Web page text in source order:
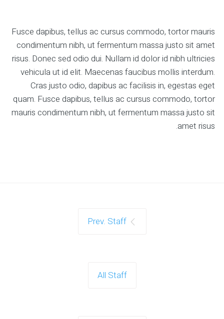
Fusce dapibus, tellus ac cursus commodo, tortor mauris
condimentum nibh, ut fermentum massa justo sit amet
risus. Donec sed odio dui. Nullam id dolor id nibh ultricies
vehicula ut id elit. Maecenas faucibus mollis interdum.
Cras justo odio, dapibus ac facilisis in, egestas eget
quam. Fusce dapibus, tellus ac cursus commodo, tortor
mauris condimentum nibh, ut fermentum massa justo sit
amet risus.
Prev. Staff
All Staff